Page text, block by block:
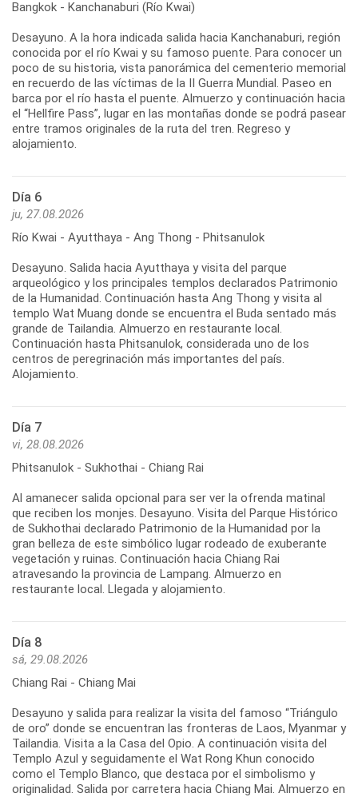
Bangkok - Kanchanaburi (Río Kwai)
Desayuno. A la hora indicada salida hacia Kanchanaburi, región
conocida por el río Kwai y su famoso puente. Para conocer un
poco de su historia, vista panorámica del cementerio memorial
en recuerdo de las víctimas de la II Guerra Mundial. Paseo en
barca por el río hasta el puente. Almuerzo y continuación hacia
el “Hellfire Pass”, lugar en las montañas donde se podrá pasear
entre tramos originales de la ruta del tren. Regreso y
Día 6
ju, 27.08.2026
Río Kwai - Ayutthaya - Ang Thong - Phitsanulok
Desayuno. Salida hacia Ayutthaya y visita del parque
arqueológico y los principales templos declarados Patrimonio
de la Humanidad. Continuación hasta Ang Thong y visita al
templo Wat Muang donde se encuentra el Buda sentado más
grande de Tailandia. Almuerzo en restaurante local.
Continuación hasta Phitsanulok, considerada uno de los
centros de peregrinación más importantes del país.
Día 7
vi, 28.08.2026
Phitsanulok - Sukhothai - Chiang Rai
Al amanecer salida opcional para ser ver la ofrenda matinal
que reciben los monjes. Desayuno. Visita del Parque Histórico
de Sukhothai declarado Patrimonio de la Humanidad por la
gran belleza de este simbólico lugar rodeado de exuberante
vegetación y ruinas. Continuación hacia Chiang Rai
atravesando la provincia de Lampang. Almuerzo en
Día 8
sá, 29.08.2026
Chiang Rai - Chiang Mai
Desayuno y salida para realizar la visita del famoso “Triángulo
de oro” donde se encuentran las fronteras de Laos, Myanmar y
Tailandia. Visita a la Casa del Opio. A continuación visita del
Templo Azul y seguidamente el Wat Rong Khun conocido
como el Templo Blanco, que destaca por el simbolismo y
originalidad. Salida por carretera hacia Chiang Mai. Almuerzo en